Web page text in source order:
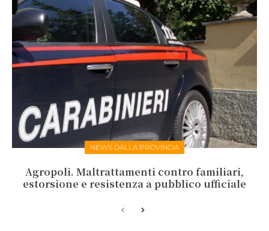
NEWS DALLA PROVINCIA
Agropoli. Maltrattamenti contro familiari,
estorsione e resistenza a pubblico ufficiale